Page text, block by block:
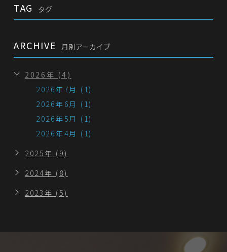
TAG タグ
ARCHIVE 月別アーカイブ
2026年 (4)
2026年7月 (1)
2026年6月 (1)
2026年5月 (1)
2026年4月 (1)
2025年 (9)
2024年 (8)
2023年 (5)